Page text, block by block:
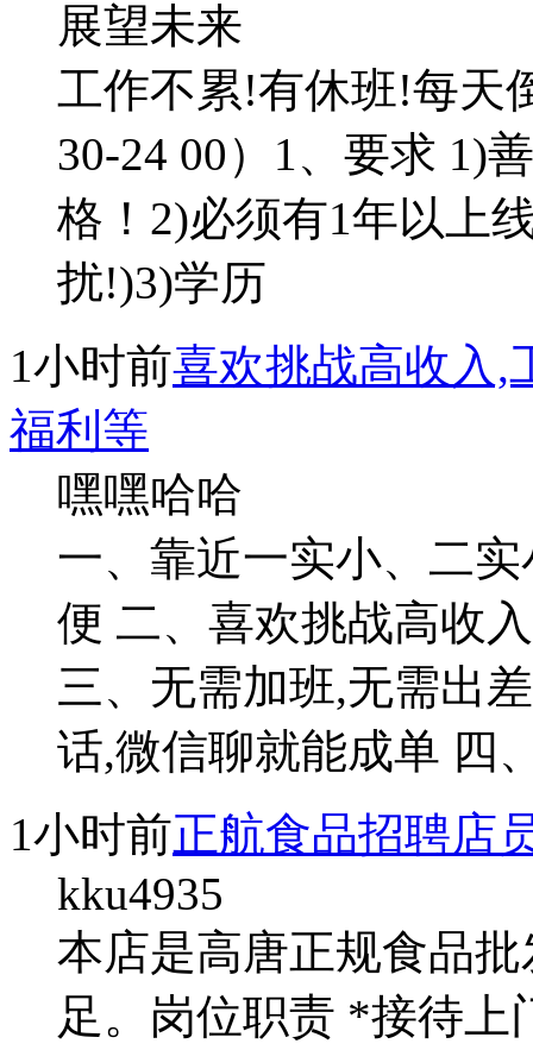
展望未来
工作不累!有休班!每天
30-24 00）1、要求 1)
格！2)必须有1年以上
扰!)3)学历
1小时前喜欢挑战高收入,
福利等
嘿嘿哈哈
一、靠近一实小、二
便 二、喜欢挑战高收
三、无需加班,无需出
话,微信聊就能成单 四
1小时前正航食品招聘店
kku4935
本店是高唐正规食品
足。岗位职责 *接待上